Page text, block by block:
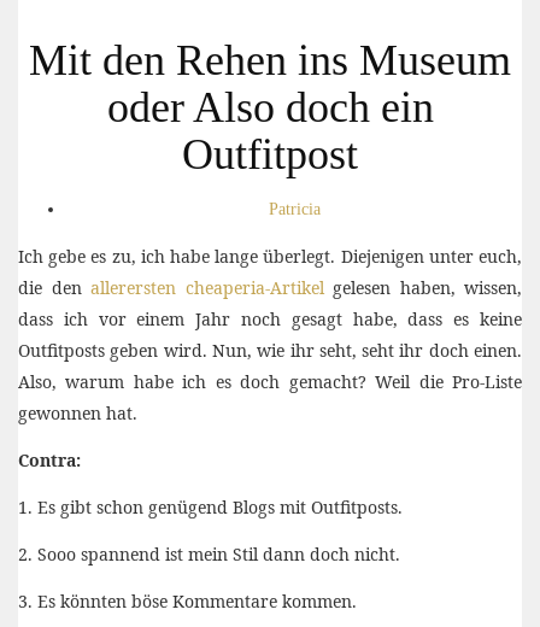
Mit den Rehen ins Museum
oder Also doch ein
Outfitpost
Patricia
Ich gebe es zu, ich habe lange überlegt. Diejenigen unter euch,
die den allerersten cheaperia-Artikelgelesen haben, wissen,
dass ich vor einem Jahr noch gesagt habe, dass es keine
Outfitposts geben wird. Nun, wie ihr seht, seht ihr doch einen.
Also, warum habe ich es doch gemacht? Weil die Pro-Liste
gewonnen hat.
Contra:
1. Es gibt schon genügend Blogs mit Outfitposts.
2. Sooo spannend ist mein Stil dann doch nicht.
3. Es könnten böse Kommentare kommen.